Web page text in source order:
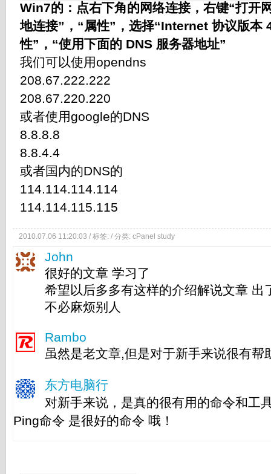
Win7的：点右下角的网络连接，右键“打开
地连接”，“属性”，选择“Internet 协议版本
性”，“使用下面的 DNS 服务器地址”
我们可以使用opendns
208.67.222.222
208.67.220.220
或者使用google的DNS
8.8.8.8
8.8.4.4
或者国内的DNS的
114.114.114.114
114.114.115.115
2010.07.06 11:20:03 / 标签: / 分类: cPanel study
John
很好的文章 学习了
希望以后多多有这样的介绍解说文章 出
不必麻烦别人
Rambo
虽然是老文章,但是对于新手来说很有
东方电脑行
对新手来说，是真的很有用的命令和工
Ping命令 是很好的命令 哦！